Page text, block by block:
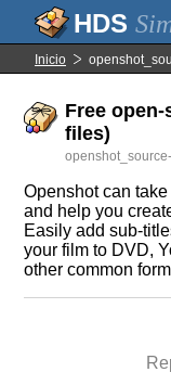
Inicio
Free
files)
Openshot can
and help you
Easily add sub-
your film to DVD,
other common